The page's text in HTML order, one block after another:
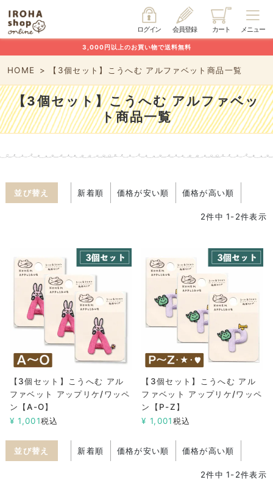
メニュー
カート
会員登録
ログイン
3,000円以上のお買い物で送料無料
HOME 【3個セット】こうへむ アルファベット商品一覧
【3個セット】こうへむ アルファベッ
ト商品一覧
並び替え 新着順 価格が安い順 価格が高い順
2件中 1-2件表示
【3個セット】こうへむ アル
ファベット アップリケ/ワッペ
ン【A-O】
¥ 1,001税込
【3個セット】こうへむ アル
ファベット アップリケ/ワッペ
ン【P-Z】
¥ 1,001税込
並び替え 新着順 価格が安い順 価格が高い順
2件中 1-2件表示